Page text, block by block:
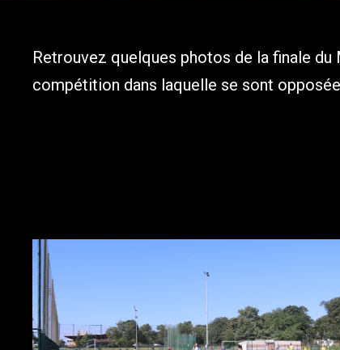
Retrouvez quelques photos de la finale du
compétition dans laquelle se sont